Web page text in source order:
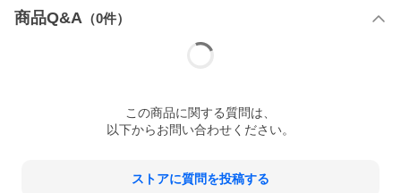
型番 CFWWOU0886FR UT1148
【L】 着丈 80.5 身幅 56 裄丈 83
場合がございます。
商品Q&A （0件）
この商品に関する質問は、
以下からお問い合わせください。
ストアに質問を投稿する